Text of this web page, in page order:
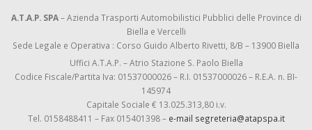
A.T.A.P. SPA– Azienda Trasporti Automobilistici Pubblici delle Province di
Biella e Vercelli
Sede Legale e Operativa : Corso Guido Alberto Rivetti, 8/B – 13900 Biella
Uffici A.T.A.P. – Atrio Stazione S. Paolo Biella
Codice Fiscale/Partita Iva: 01537000026 – R.I. 01537000026 – R.E.A. n. BI-
145974
Capitale Sociale € 13.025.313,80 i.v.
Tel. 0158488411 – Fax 015401398 – e-mail segreteria@atapspa.it